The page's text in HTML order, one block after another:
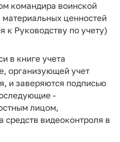
командира воинской
материальных ценностей
к Руководству по учету)
в книге учета
организующей учет
и заверяются подписью
-
лицом,
средств видеоконтроля в